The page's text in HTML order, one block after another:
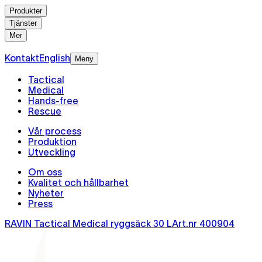
Produkter
Tjänster
Mer
KontaktEnglish Meny
Tactical
Medical
Hands-free
Rescue
Vår process
Produktion
Utveckling
Om oss
Kvalitet och hållbarhet
Nyheter
Press
RAVIN Tactical Medical ryggsäck 30 LArt.nr 400904